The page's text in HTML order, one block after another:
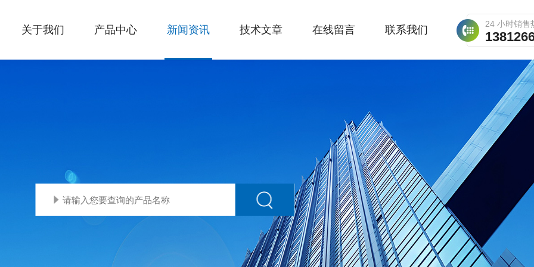
24 小时销售
关于我们 产品中心 新闻资讯 技术文章 在线留言 联系我们